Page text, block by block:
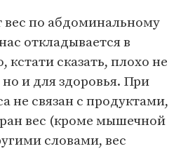
по абдоминальному
откладывается в
кстати сказать, плохо не
и для здоровья. При
не связан с продуктами,
вес (кроме мышечной
словами, вес